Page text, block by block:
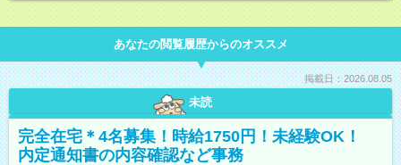
あなたの閲覧履歴からのオススメ
掲載日：2026.08.05
未読
完全在宅＊4名募集！時給1750円！未経験OK！
内定通知書の内容確認など事務